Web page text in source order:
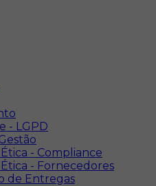
- LGPD
- Compliance
- Fornecedores
de Entregas